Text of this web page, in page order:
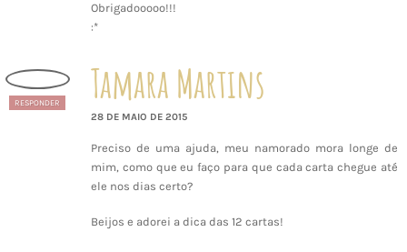
Obrigadooooo!!!
:*
RESPONDER Tamara Martins
28 DE MAIO DE 2015
Preciso de uma ajuda, meu namorado mora longe de
mim, como que eu faço para que cada carta chegue até
ele nos dias certo?
Beijos e adorei a dica das 12 cartas!